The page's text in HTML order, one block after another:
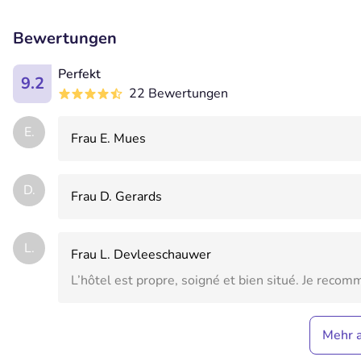
Bewertungen
9.2
Perfekt
22 Bewertungen
E. Frau E. Mues
D. Frau D. Gerards
L.
Frau L. Devleeschauwer
L’hôtel est propre, soigné et bien situé. Je
Mehr